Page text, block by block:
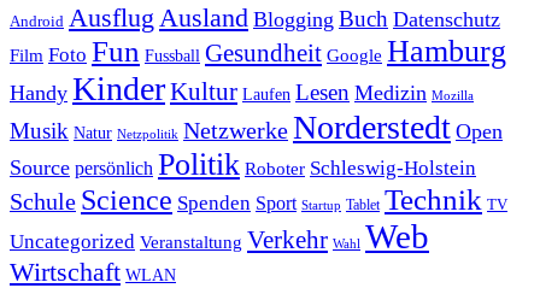
Android Ausflug Ausland Blogging Buch Datenschutz
Film Foto Fun Fussball Gesundheit Google Hamburg
Handy KinderKultur Laufen Lesen Medizin Mozilla
Musik Natur Netzpolitik NetzwerkeNorderstedt Open
Source persönlich Politik Roboter Schleswig-Holstein
Schule Science Spenden Sport Startup Tablet Technik TV
Uncategorized Veranstaltung Verkehr Wahl Web
Wirtschaft WLAN